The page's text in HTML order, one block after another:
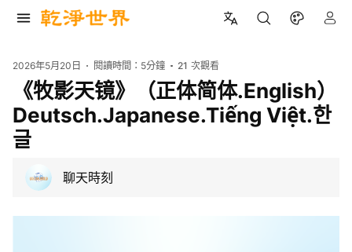
2026年5月20日 閱讀時間： 5分鐘 21 次觀看
《牧影天镜》（正体简体.English）
Deutsch.Japanese.Tiếng Việt.한
글
聊天時刻